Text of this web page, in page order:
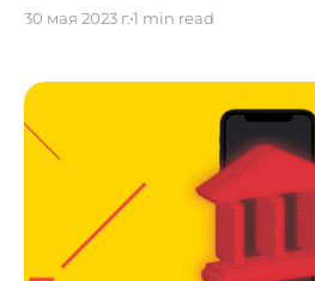
Агентстве по финансовому
организаторы подпольных
ведут карточные игры
и онлайн-рулетку. * "Везде схожий принцип.
Предлагается поставить
30 мая 2023 г.1 min read